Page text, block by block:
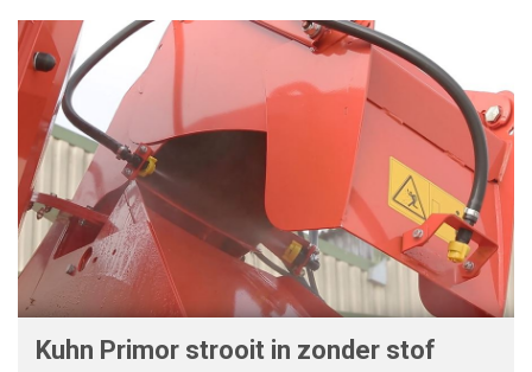
Kuhn Primor strooit in zonder stof